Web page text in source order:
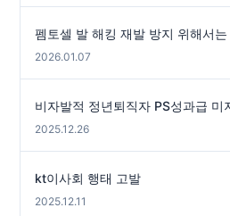
펨토셀 발 해킹 재발 방지 위해서는
2026.01.07
비자발적 정년퇴직자 PS성과급 미
2025.12.26
kt이사회 행태 고발
2025.12.11